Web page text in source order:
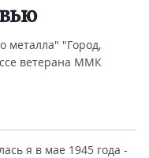
металла" "Город,
ветерана ММК
я в мае 1945 года -